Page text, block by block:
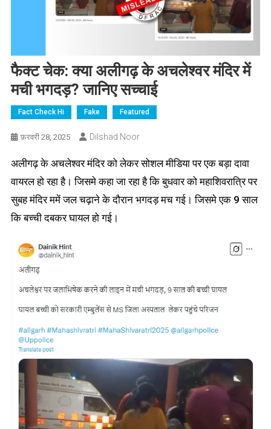
फैक्ट चेक: क्या अलीगढ़ के अचलेश्वर मंदिर में
मची भगदड़? जानिए सच्चाई
Fact Check Hi Fake Featured
फ़रवरी 28, 2025 Dilshad Noor
अलीगढ़ के अचलेश्वर मंदिर को लेकर सोशल मीडिया पर एक बड़ा दावा
वायरल हो रहा है। जिसमे कहा जा रहा है कि बुधवार को महाशिवरात्रि पर
सुबह मंदिर ममें जल चढ़ाने के दौरान भगदड़ मच गई। जिसमे एक 9 साल
कि बच्ची दबकर घायल हो गई।